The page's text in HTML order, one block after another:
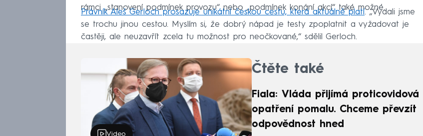
rámci „stanovení podmínek provozu“ nebo „podmínek konání akcí“ také možné.
Právník Aleš Gerloch prosazuje unikátní českou cestu, která aktuálně platí. „Vydali jsme
se trochu jinou cestou. Myslím si, že dobrý nápad je testy zpoplatnit a vyžadovat je
častěji, ale neuzavřít zcela tu možnost pro neočkované,“ sdělil Gerloch.
Video
Čtěte také
Fiala: Vláda přijímá proticovidová
opatření pomalu. Chceme převzít
odpovědnost hned